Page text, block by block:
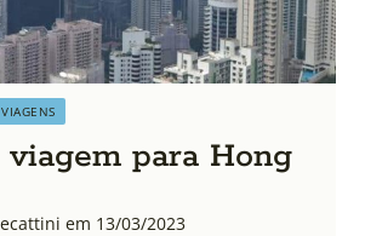
para Hong
em 13/03/2023